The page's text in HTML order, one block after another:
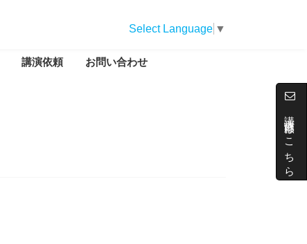
講演依頼はこちら
Select Language ▼
講演依頼 お問い合わせ